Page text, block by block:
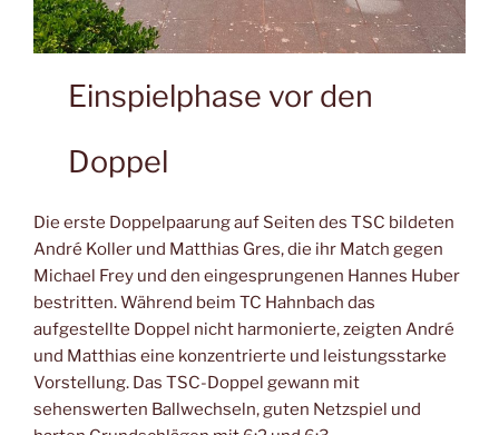
Einspielphase vor den
Doppel
Die erste Doppelpaarung auf Seiten des TSC bildeten
André Koller und Matthias Gres, die ihr Match gegen
Michael Frey und den eingesprungenen Hannes Huber
bestritten. Während beim TC Hahnbach das
aufgestellte Doppel nicht harmonierte, zeigten André
und Matthias eine konzentrierte und leistungsstarke
Vorstellung. Das TSC-Doppel gewann mit
sehenswerten Ballwechseln, guten Netzspiel und